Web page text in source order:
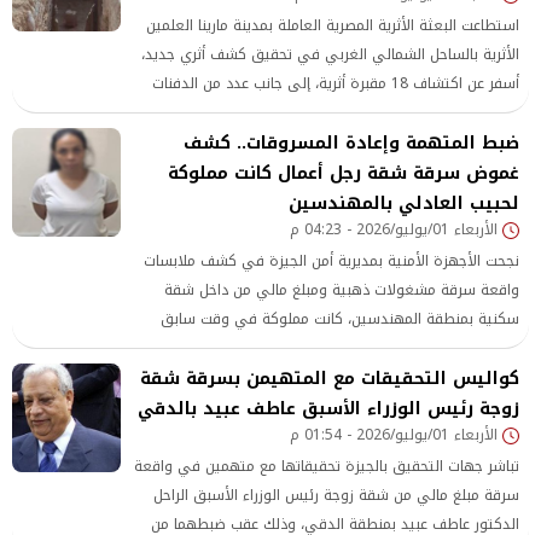
استطاعت البعثة الأثرية المصرية العاملة بمدينة مارينا العلمين
الأثرية بالساحل الشمالي الغربي في تحقيق كشف أثري جديد،
أسفر عن اكتشاف 18 مقبرة أثرية، إلى جانب عدد من الدفنات
السطحية والتوابيت واللقى الأثرية، وذلك خلال أعمال الحفائر
بالموقع.
ضبط المتهمة وإعادة المسروقات.. كشف
غموض سرقة شقة رجل أعمال كانت مملوكة
لحبيب العادلي بالمهندسين
الأربعاء 01/يوليو/2026 - 04:23 م
نجحت الأجهزة الأمنية بمديرية أمن الجيزة في كشف ملابسات
واقعة سرقة مشغولات ذهبية ومبلغ مالي من داخل شقة
سكنية بمنطقة المهندسين، كانت مملوكة في وقت سابق
لوزير الداخلية الأسبق حبيب العادلي، وتمكنت من ضبط المتهمة
وإعادة جميع المسروقات
كواليس التحقيقات مع المتهيمن بسرقة شقة
زوجة رئيس الوزراء الأسبق عاطف عبيد بالدقي
الأربعاء 01/يوليو/2026 - 01:54 م
تباشر جهات التحقيق بالجيزة تحقيقاتها مع متهمين في واقعة
سرقة مبلغ مالي من شقة زوجة رئيس الوزراء الأسبق الراحل
الدكتور عاطف عبيد بمنطقة الدقي، وذلك عقب ضبطهما من